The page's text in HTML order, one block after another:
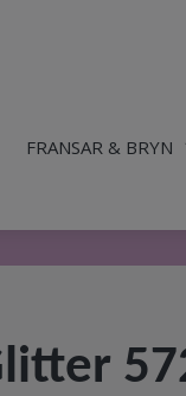
FRANSAR & BRYN